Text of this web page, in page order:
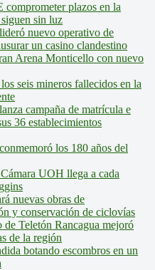
plazos en la
sin luz
nuevo operativo de
un casino clandestino
Arena Monticello con nuevo
seis mineros fallecidos en la
campaña de matrícula e
36 establecimientos
los 180 años del
UOH llega a cada
nuevas obras de
y conservación de ciclovías
Teletón Rancagua mejoró
de la región
botando escombros en un